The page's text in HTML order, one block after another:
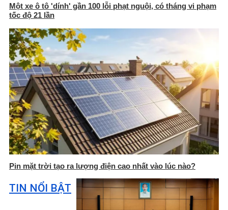
Một xe ô tô 'dính' gần 100 lỗi phạt nguội, có tháng vi phạm
tốc độ 21 lần
Pin mặt trời tạo ra lượng điện cao nhất vào lúc nào?
TIN NỔI BẬT